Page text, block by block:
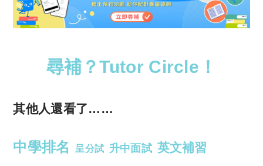
尋補？Tutor Circle！
其他人還看了……
中學排名 呈分試 升中面試 英文補習